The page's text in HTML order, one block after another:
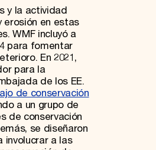
y la actividad
erosión en estas
WMF incluyó a
para fomentar
En 2021,
para la
de los EE.
de conservación
a un grupo de
de conservación
se diseñaron
involucrar a las